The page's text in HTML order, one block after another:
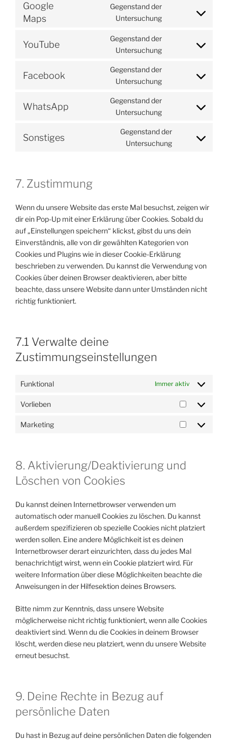
Google
Maps
Gegenstand der
Untersuchung
YouTube
Gegenstand der
Untersuchung
Facebook
Gegenstand der
Untersuchung
WhatsApp
Gegenstand der
Untersuchung
service
whatsapp
Sonstiges
Gegenstand der
Untersuchung
Consent
7. Zustimmung
Wenn du unsere Website das erste Mal besuchst, zeigen wir
dir ein Pop-Up mit einer Erklärung über Cookies. Sobald du
auf „Einstellungen speichern“ klickst, gibst du uns dein
Einverständnis, alle von dir gewählten Kategorien von
Cookies und Plugins wie in dieser Cookie-Erklärung
beschrieben zu verwenden. Du kannst die Verwendung von
Cookies über deinen Browser deaktivieren, aber bitte
beachte, dass unsere Website dann unter Umständen nicht
richtig funktioniert.
7.1 Verwalte deine
Zustimmungseinstellungen
Funktional Immer aktiv
Vorlieben
Vorlieben
Marketing
Marketing
8. Aktivierung/Deaktivierung und
Löschen von Cookies
Du kannst deinen Internetbrowser verwenden um
automatisch oder manuell Cookies zu löschen. Du kannst
außerdem spezifizieren ob spezielle Cookies nicht platziert
werden sollen. Eine andere Möglichkeit ist es deinen
Internetbrowser derart einzurichten, dass du jedes Mal
benachrichtigt wirst, wenn ein Cookie platziert wird. Für
weitere Information über diese Möglichkeiten beachte die
Anweisungen in der Hilfesektion deines Browsers.
Bitte nimm zur Kenntnis, dass unsere Website
möglicherweise nicht richtig funktioniert, wenn alle Cookies
deaktiviert sind. Wenn du die Cookies in deinem Browser
löscht, werden diese neu platziert, wenn du unsere Website
erneut besuchst.
9. Deine Rechte in Bezug auf
persönliche Daten
Du hast in Bezug auf deine persönlichen Daten die folgenden